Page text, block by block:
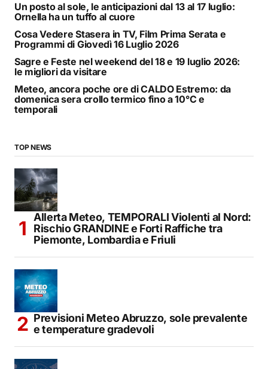
Un posto al sole, le anticipazioni dal 13 al 17 luglio:
Ornella ha un tuffo al cuore
Cosa Vedere Stasera in TV, Film Prima Serata e
Programmi di Giovedì 16 Luglio 2026
Sagre e Feste nel weekend del 18 e 19 luglio 2026:
le migliori da visitare
Meteo, ancora poche ore di CALDO Estremo: da
domenica sera crollo termico fino a 10°C e
temporali
TOP NEWS
Allerta Meteo, TEMPORALI Violenti al Nord:
Rischio GRANDINE e Forti Raffiche tra
Piemonte, Lombardia e Friuli
Previsioni Meteo Abruzzo, sole prevalente
e temperature gradevoli